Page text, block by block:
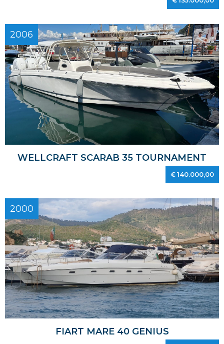
2006
WELLCRAFT SCARAB 35 TOURNAMENT
€ 140.000,00
2000
FIART MARE 40 GENIUS